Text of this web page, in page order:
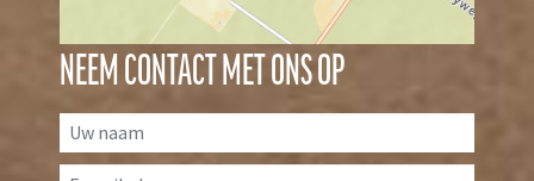
NEEM CONTACT MET ONS OP